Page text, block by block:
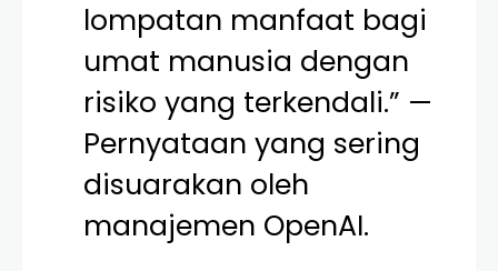
lompatan manfaat bagi
umat manusia dengan
risiko yang terkendali.” —
Pernyataan yang sering
disuarakan oleh
manajemen OpenAI.